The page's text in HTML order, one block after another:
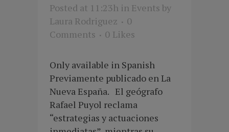
Posted at 11:23h in Events by
Laura Rodriguez
0
Comments
0 Likes
Only available in Spanish
Previamente publicado en La
Nueva España. El geógrafo
Rafael Puyol reclama
“estrategias y actuaciones